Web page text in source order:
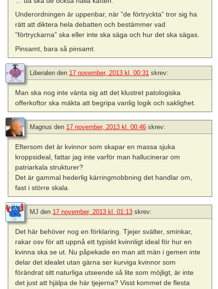
Underordningen är uppenbar, när ”de förtryckta” tror sig ha
rätt att diktera hela debatten och bestämmer vad
”förtryckarna” ska eller inte ska säga och hur det ska sägas.
Pinsamt, bara så pinsamt.
Liberalen den 17 november, 2013 kl. 00:31 skrev:
Man ska nog inte vänta sig att det klustret patologiska
offerkoftor ska mäkta att begripa vanlig logik och saklighet.
Magnus den 17 november, 2013 kl. 00:46 skrev:
Eftersom det är kvinnor som skapar en massa sjuka
kroppsideal, fattar jag inte varför man hallucinerar om
patriarkala strukturer?
Det är gammal hederlig kärringmobbning det handlar om,
fast i större skala.
MJ den 17 november, 2013 kl. 01:13 skrev:
Det här behöver nog en förklaring. Tjejer svälter, sminkar,
rakar osv för att uppnå ett typiskt kvinnligt ideal för hur en
kvinna ska se ut. Nu påpekade en man att män i gemen inte
delar det idealet utan gärna ser kurviga kvinnor som
förändrat sitt naturliga utseende så lite som möjligt, är inte
det just att hjälpa de här tjejerna? Visst kommet de flesta